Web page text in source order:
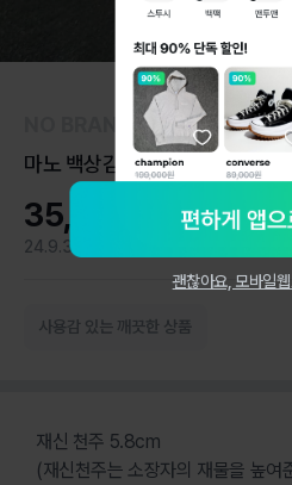
1 / 12
마노 백상감 재신 천주 5.8cm
35,000원
24.9.3
사용감 있는 깨끗한 상품
재신 천주 5.8cm
(재신천주는 소장자의 재물을 높여
괜찮아요, 모바일